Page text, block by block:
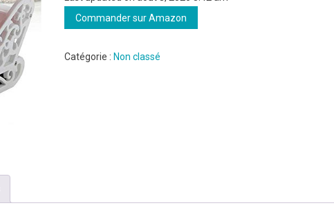
Commander sur Amazon
Catégorie : Non classé